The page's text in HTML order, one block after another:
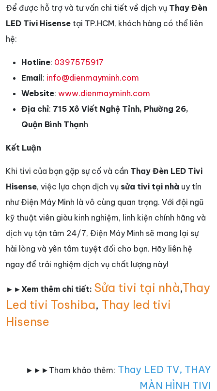
Để được hỗ trợ và tư vấn chi tiết về dịch vụ Thay Đèn
LED Tivi Hisense tại TP.HCM, khách hàng có thể liên
hệ:
Hotline: 0397575917
Email: info@dienmayminh.com
Website: www.dienmayminh.com
Địa chỉ: 715 Xô Viết Nghệ Tỉnh, Phường 26,
Quận Bình Thạnh
Kết Luận
Khi tivi của bạn gặp sự cố và cần Thay Đèn LED Tivi
Hisense, việc lựa chọn dịch vụ sửa tivi tại nhà uy tín
như Điện Máy Minh là vô cùng quan trọng. Với đội ngũ
kỹ thuật viên giàu kinh nghiệm, linh kiện chính hãng và
dịch vụ tận tâm 24/7, Điện Máy Minh sẽ mang lại sự
hài lòng và yên tâm tuyệt đối cho bạn. Hãy liên hệ
ngay để trải nghiệm dịch vụ chất lượng này!
►►Xem thêm chi tiết: Sửa tivi tại nhà,Thay
Led tivi Toshiba, Thay led tivi
Hisense
►►►Tham khảo thêm: Thay LED TV, THAY
MÀN HÌNH TIVI